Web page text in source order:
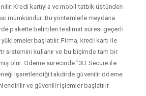
Kredi kartıyla ve mobil tatbik üstünden
mümkündür. Bu yöntemlerle meydana
pakette belirtilen teslimat süresi geçerli
başlatılır. Firma, kredi kartı ile
sistemini kullanır ve bu biçimde tam bir
olur. Ödeme sürecinde "3D Secure ile
işaretlendiği takdirde güvenilir ödeme
ve güvenilir işlemler başlatılır.